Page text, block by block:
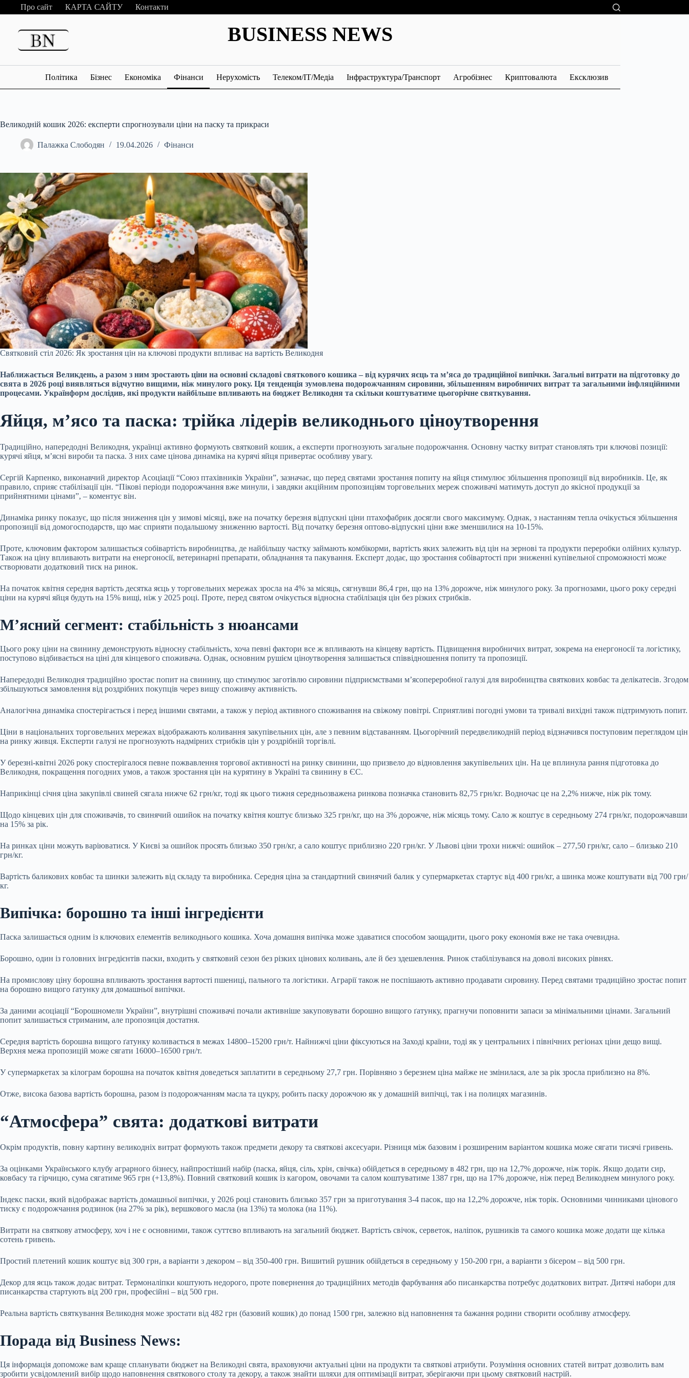
Перейти
до
Про сайт КАРТА САЙТУ Контакти
BUSINESS NEWS
Політика Бізнес Економіка Фінанси Нерухомість Телеком/ІТ/Медіа Інфраструктура/Транспорт Агробізнес Криптовалюта Ексклюзив
Великодній кошик 2026: експерти спрогнозували ціни на паску та прикраси
Палажка Слободян 19.04.2026 Фінанси
Святковий стіл 2026: Як зростання цін на ключові продукти впливає на вартість Великодня
Наближається Великдень, а разом з ним зростають ціни на основні складові святкового кошика – від курячих яєць та м’яса до традиційної випічки. Загальні витрати на підготовку до
свята в 2026 році виявляться відчутно вищими, ніж минулого року. Ця тенденція зумовлена подорожчанням сировини, збільшенням виробничих витрат та загальними інфляційними
процесами. Українформ дослідив, які продукти найбільше впливають на бюджет Великодня та скільки коштуватиме цьогорічне святкування.
Яйця, м’ясо та паска: трійка лідерів великоднього ціноутворення
Традиційно, напередодні Великодня, українці активно формують святковий кошик, а експерти прогнозують загальне подорожчання. Основну частку витрат становлять три ключові позиції:
курячі яйця, м’ясні вироби та паска. З них саме цінова динаміка на курячі яйця привертає особливу увагу.
Сергій Карпенко, виконавчий директор Асоціації “Союз птахівників України”, зазначає, що перед святами зростання попиту на яйця стимулює збільшення пропозиції від виробників. Це, як
правило, сприяє стабілізації цін. “Пікові періоди подорожчання вже минули, і завдяки акційним пропозиціям торговельних мереж споживачі матимуть доступ до якісної продукції за
прийнятними цінами”, – коментує він.
Динаміка ринку показує, що після зниження цін у зимові місяці, вже на початку березня відпускні ціни птахофабрик досягли свого максимуму. Однак, з настанням тепла очікується збільшення
пропозиції від домогосподарств, що має сприяти подальшому зниженню вартості. Від початку березня оптово-відпускні ціни вже зменшилися на 10-15%.
Проте, ключовим фактором залишається собівартість виробництва, де найбільшу частку займають комбікорми, вартість яких залежить від цін на зернові та продукти переробки олійних культур.
Також на ціну впливають витрати на енергоносії, ветеринарні препарати, обладнання та пакування. Експерт додає, що зростання собівартості при зниженні купівельної спроможності може
створювати додатковий тиск на ринок.
На початок квітня середня вартість десятка яєць у торговельних мережах зросла на 4% за місяць, сягнувши 86,4 грн, що на 13% дорожче, ніж минулого року. За прогнозами, цього року середні
ціни на курячі яйця будуть на 15% вищі, ніж у 2025 році. Проте, перед святом очікується відносна стабілізація цін без різких стрибків.
М’ясний сегмент: стабільність з нюансами
Цього року ціни на свинину демонструють відносну стабільність, хоча певні фактори все ж впливають на кінцеву вартість. Підвищення виробничих витрат, зокрема на енергоносії та логістику,
поступово відбивається на ціні для кінцевого споживача. Однак, основним рушієм ціноутворення залишається співвідношення попиту та пропозиції.
Напередодні Великодня традиційно зростає попит на свинину, що стимулює заготівлю сировини підприємствами м’ясопереробної галузі для виробництва святкових ковбас та делікатесів. Згодом
збільшуються замовлення від роздрібних покупців через вищу споживчу активність.
Аналогічна динаміка спостерігається і перед іншими святами, а також у період активного споживання на свіжому повітрі. Сприятливі погодні умови та тривалі вихідні також підтримують попит.
Ціни в національних торговельних мережах відображають коливання закупівельних цін, але з певним відставанням. Цьогорічний передвеликодній період відзначився поступовим переглядом цін
на ринку живця. Експерти галузі не прогнозують надмірних стрибків цін у роздрібній торгівлі.
У березні-квітні 2026 року спостерігалося певне пожвавлення торгової активності на ринку свинини, що призвело до відновлення закупівельних цін. На це вплинула рання підготовка до
Великодня, покращення погодних умов, а також зростання цін на курятину в Україні та свинину в ЄС.
Наприкінці січня ціна закупівлі свиней сягала нижче 62 грн/кг, тоді як цього тижня середньозважена ринкова позначка становить 82,75 грн/кг. Водночас це на 2,2% нижче, ніж рік тому.
Щодо кінцевих цін для споживачів, то свинячий ошийок на початку квітня коштує близько 325 грн/кг, що на 3% дорожче, ніж місяць тому. Сало ж коштує в середньому 274 грн/кг, подорожчавши
на 15% за рік.
На ринках ціни можуть варіюватися. У Києві за ошийок просять близько 350 грн/кг, а сало коштує приблизно 220 грн/кг. У Львові ціни трохи нижчі: ошийок – 277,50 грн/кг, сало – близько 210
грн/кг.
Вартість баликових ковбас та шинки залежить від складу та виробника. Середня ціна за стандартний свинячий балик у супермаркетах стартує від 400 грн/кг, а шинка може коштувати від 700 грн/
кг.
Випічка: борошно та інші інгредієнти
Паска залишається одним із ключових елементів великоднього кошика. Хоча домашня випічка може здаватися способом заощадити, цього року економія вже не така очевидна.
Борошно, один із головних інгредієнтів паски, входить у святковий сезон без різких цінових коливань, але й без здешевлення. Ринок стабілізувався на доволі високих рівнях.
На промислову ціну борошна впливають зростання вартості пшениці, пального та логістики. Аграрії також не поспішають активно продавати сировину. Перед святами традиційно зростає попит
на борошно вищого ґатунку для домашньої випічки.
За даними асоціації “Борошномели України”, внутрішні споживачі почали активніше закуповувати борошно вищого ґатунку, прагнучи поповнити запаси за мінімальними цінами. Загальний
попит залишається стриманим, але пропозиція достатня.
Середня вартість борошна вищого ґатунку коливається в межах 14800–15200 грн/т. Найнижчі ціни фіксуються на Заході країни, тоді як у центральних і північних регіонах ціни дещо вищі.
Верхня межа пропозицій може сягати 16000–16500 грн/т.
У супермаркетах за кілограм борошна на початок квітня доведеться заплатити в середньому 27,7 грн. Порівняно з березнем ціна майже не змінилася, але за рік зросла приблизно на 8%.
Отже, висока базова вартість борошна, разом із подорожчанням масла та цукру, робить паску дорожчою як у домашній випічці, так і на полицях магазинів.
“Атмосфера” свята: додаткові витрати
Окрім продуктів, повну картину великодніх витрат формують також предмети декору та святкові аксесуари. Різниця між базовим і розширеним варіантом кошика може сягати тисячі гривень.
За оцінками Українського клубу аграрного бізнесу, найпростіший набір (паска, яйця, сіль, хрін, свічка) обійдеться в середньому в 482 грн, що на 12,7% дорожче, ніж торік. Якщо додати сир,
ковбасу та гірчицю, сума сягатиме 965 грн (+13,8%). Повний святковий кошик із кагором, овочами та салом коштуватиме 1387 грн, що на 17% дорожче, ніж перед Великоднем минулого року.
Індекс паски, який відображає вартість домашньої випічки, у 2026 році становить близько 357 грн за приготування 3-4 пасок, що на 12,2% дорожче, ніж торік. Основними чинниками цінового
тиску є подорожчання родзинок (на 27% за рік), вершкового масла (на 13%) та молока (на 11%).
Витрати на святкову атмосферу, хоч і не є основними, також суттєво впливають на загальний бюджет. Вартість свічок, серветок, наліпок, рушників та самого кошика може додати ще кілька
сотень гривень.
Простий плетений кошик коштує від 300 грн, а варіанти з декором – від 350-400 грн. Вишитий рушник обійдеться в середньому у 150-200 грн, а варіанти з бісером – від 500 грн.
Декор для яєць також додає витрат. Термоналіпки коштують недорого, проте повернення до традиційних методів фарбування або писанкарства потребує додаткових витрат. Дитячі набори для
писанкарства стартують від 200 грн, професійні – від 500 грн.
Реальна вартість святкування Великодня може зростати від 482 грн (базовий кошик) до понад 1500 грн, залежно від наповнення та бажання родини створити особливу атмосферу.
Порада від Business News:
Ця інформація допоможе вам краще спланувати бюджет на Великодні свята, враховуючи актуальні ціни на продукти та святкові атрибути. Розуміння основних статей витрат дозволить вам
зробити усвідомлений вибір щодо наповнення святкового столу та декору, а також знайти шляхи для оптимізації витрат, зберігаючи при цьому святковий настрій.